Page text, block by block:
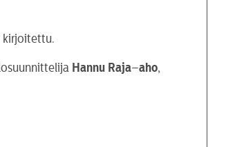
kirjoitettu.
Hannu Raja–aho,